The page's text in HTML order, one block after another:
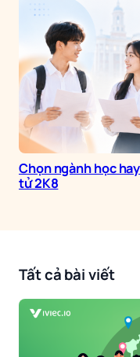
Chọn ngành học
tử 2K8
Tất cả bài viết